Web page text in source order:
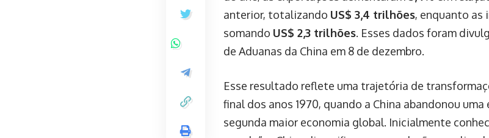
anterior, totalizando US$ 3,4 trilhões, enquanto as
somando US$ 2,3 trilhões. Esses dados foram
de Aduanas da China em 8 de dezembro.
Esse resultado reflete uma trajetória de
final dos anos 1970, quando a China abandonou
segunda maior economia global. Inicialmente